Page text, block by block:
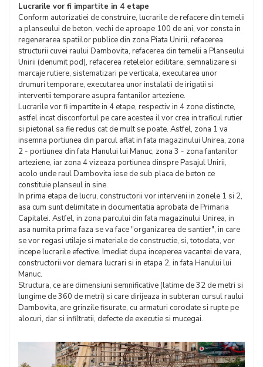
Lucrarile vor fi impartite in 4 etape
Conform autorizatiei de construire, lucrarile de refacere din temelii
a planseului de beton, vechi de aproape 100 de ani, vor consta in
regenerarea spatiilor publice din zona Piata Unirii, refacerea
structurii cuvei raului Dambovita, refacerea din temelii a Planseului
Unirii (denumit pod), refacerea retelelor edilitare, semnalizare si
marcaje rutiere, sistematizari pe verticala, executarea unor
drumuri temporare, executarea unor instalatii de irigatii si
interventii temporare asupra fantanilor arteziene.
Lucrarile vor fi impartite in 4 etape, respectiv in 4 zone distincte,
astfel incat disconfortul pe care acestea il vor crea in traficul rutier
si pietonal sa fie redus cat de mult se poate. Astfel, zona 1 va
insemna portiunea din parcul aflat in fata magazinului Unirea, zona
2 - portiunea din fata Hanului lui Manuc, zona 3 - zona fantanilor
arteziene, iar zona 4 vizeaza portiunea dinspre Pasajul Unirii,
acolo unde raul Dambovita iese de sub placa de beton ce
constituie planseul in sine.
In prima etapa de lucru, constructorii vor interveni in zonele 1 si 2,
asa cum sunt delimitate in documentatia aprobata de Primaria
Capitalei. Astfel, in zona parcului din fata magazinului Unirea, in
asa numita prima faza se va face "organizarea de santier", in care
se vor regasi utilaje si materiale de constructie, si, totodata, vor
incepe lucrarile efective. Imediat dupa inceperea vacantei de vara,
constructorii vor demara lucrari si in etapa 2, in fata Hanului lui
Manuc.
Structura, ce are dimensiuni semnificative (latime de 32 de metri si
lungime de 360 de metri) si care dirijeaza in subteran cursul raului
Dambovita, are grinzile fisurate, cu armaturi corodate si rupte pe
alocuri, dar si infiltratii, defecte de executie si mucegai.